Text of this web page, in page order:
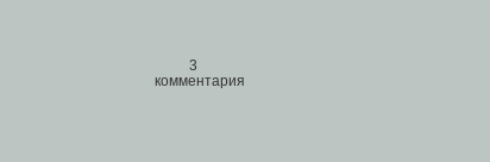
3
комментария